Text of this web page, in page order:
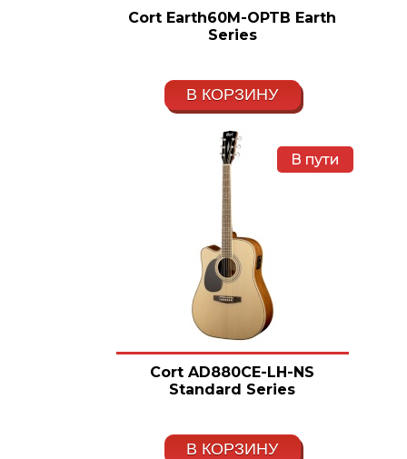
Cort Earth60M-OPTB Earth
Series
В КОРЗИНУ
В пути
Cort AD880CE-LH-NS
Standard Series
В КОРЗИНУ